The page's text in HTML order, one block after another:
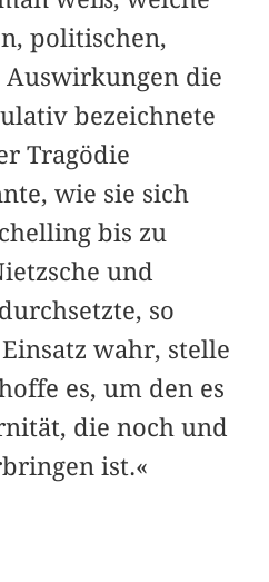
politischen,
die
bezeichnete
Tragödie
wie sie sich
bis zu
und
so
wahr, stelle
es, um den es
die noch und
ist.«